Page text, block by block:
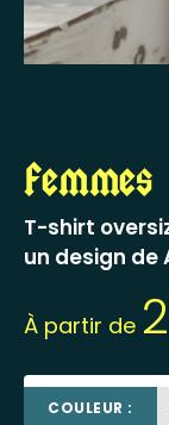
Femmes
T-shirt
un design de
À partir de
COULEUR :